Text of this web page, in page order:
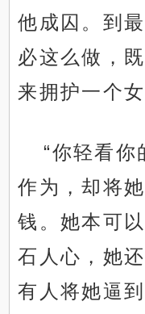
他成囚。到
必这么做，
来拥护一个
“你轻看你
作为，却将
钱。她本可
石人心，她
有人将她逼